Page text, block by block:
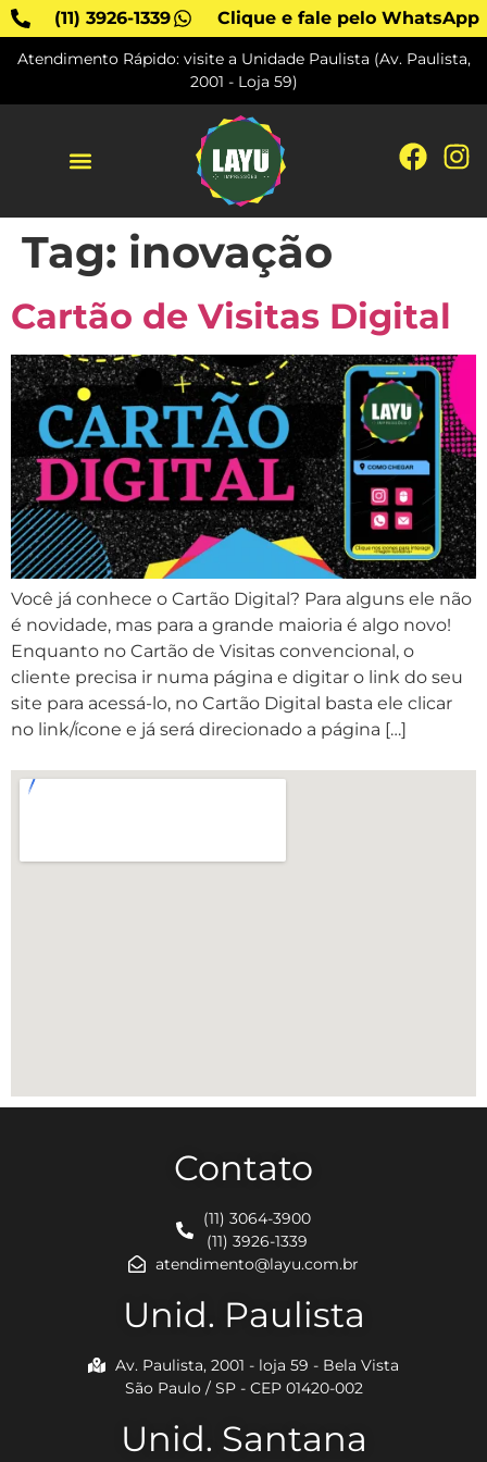
(11) 3926-1339 Clique e fale pelo WhatsApp
Atendimento Rápido: visite a Unidade Paulista (Av. Paulista,
2001 - Loja 59)
Tag: inovação
Cartão de Visitas Digital
Você já conhece o Cartão Digital? Para alguns ele não
é novidade, mas para a grande maioria é algo novo!
Enquanto no Cartão de Visitas convencional, o
cliente precisa ir numa página e digitar o link do seu
site para acessá-lo, no Cartão Digital basta ele clicar
no link/ícone e já será direcionado a página […]
Contato
(11) 3064-3900
(11) 3926-1339
atendimento@layu.com.br
Unid. Paulista
Av. Paulista, 2001 - loja 59 - Bela Vista
São Paulo / SP - CEP 01420-002
Unid. Santana